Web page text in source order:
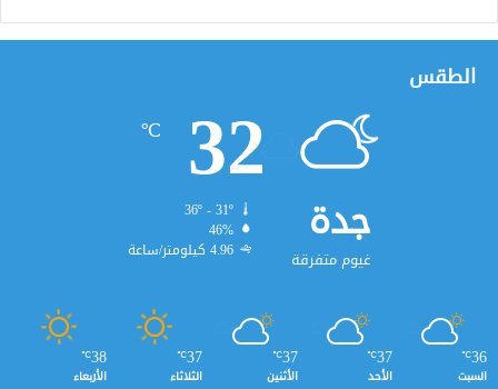
الطقس
جدة
غيوم متفرقة
32
℃
36º - 31º
46%
4.96 كيلومتر/ساعة
36
℃
السبت
37
℃
الأحد
37
℃
الأثنين
37
℃
الثلاثاء
38
℃
الأربعاء